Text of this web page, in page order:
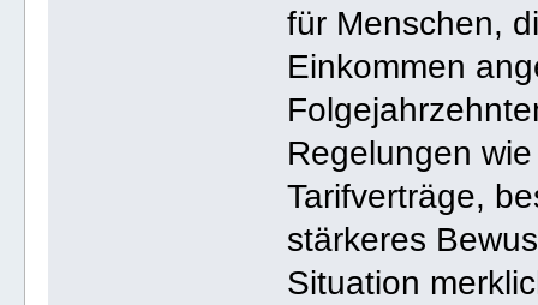
für Menschen,
Einkommen
Regelungen
Tarifverträge,
stärkeres
Situation